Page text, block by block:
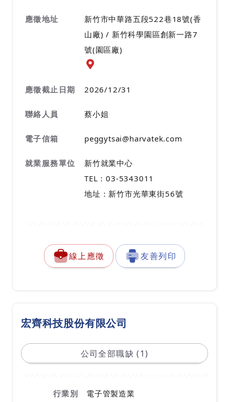
應徵地址
新竹市中華路五段522巷18號(香
山廠) / 新竹科學園區創新一路7
號(園區廠)
應徵地址地圖『另開新視窗』
應徵截止日期 2026/12/31
聯絡人員 蔡小姐
電子信箱 peggytsai@harvatek.com
就業服務單位
新竹就業中心
TEL：03-5343011
地址：新竹市光華東街56號
線上應徵 友善列印
宏齊科技股份有限公司
公司全部職缺 (1)
行業別 電子管製造業